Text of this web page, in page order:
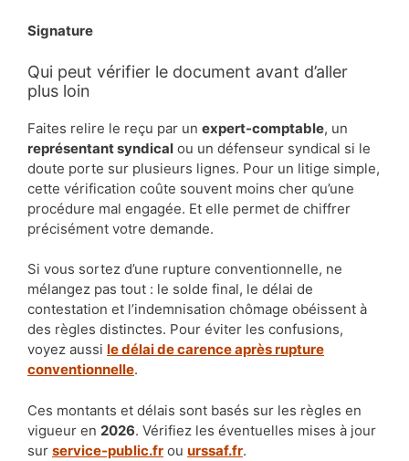
Signature
Qui peut vérifier le document avant d’aller
plus loin
Faites relire le reçu par un expert-comptable, un
représentant syndical ou un défenseur syndical si le
doute porte sur plusieurs lignes. Pour un litige simple,
cette vérification coûte souvent moins cher qu’une
procédure mal engagée. Et elle permet de chiffrer
précisément votre demande.
Si vous sortez d’une rupture conventionnelle, ne
mélangez pas tout : le solde final, le délai de
contestation et l’indemnisation chômage obéissent à
des règles distinctes. Pour éviter les confusions,
voyez aussi le délai de carence après rupture
conventionnelle.
Ces montants et délais sont basés sur les règles en
vigueur en 2026. Vérifiez les éventuelles mises à jour
sur service-public.fr ou urssaf.fr.